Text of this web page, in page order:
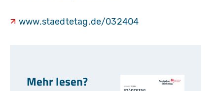
www.staedtetag.de/032404
Mehr lesen?